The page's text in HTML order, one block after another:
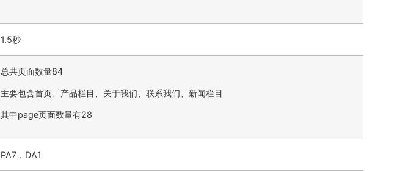
1.5秒
总共页面数量84
主要包含首页、产品栏目、关于我们、联系我们、新闻栏目
其中page页面数量有28
PA7，DA1